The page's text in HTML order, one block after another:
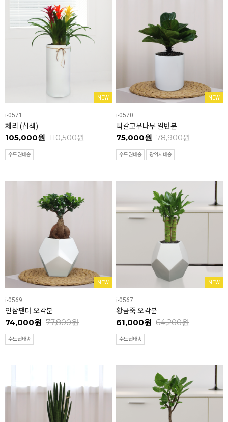
NEW
i-0571
체리 (삼색)
105,000원 110,500원
수도권배송
NEW
i-0570
떡갈고무나무 일반분
75,000원 78,900원
수도권배송 광역시배송
NEW
i-0569
인삼팬더 오각분
74,000원 77,800원
수도권배송
NEW
i-0567
황금죽 오각분
61,000원 64,200원
수도권배송